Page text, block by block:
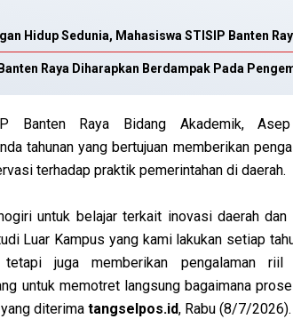
Hidup Sedunia, Mahasiswa STISIP Banten
Raya Diharapkan Berdampak Pada
Banten Raya Bidang Akademik,
tahunan yang bertujuan memberikan
terhadap praktik pemerintahan di daerah.
untuk belajar terkait inovasi daerah
Luar Kampus yang kami lakukan setiap
tetapi juga memberikan pengalaman riil
untuk memotret langsung bagaimana
diterima tangselpos.id, Rabu (8/7/2026).